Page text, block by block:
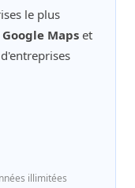
le plus
Google Maps et
illimitées